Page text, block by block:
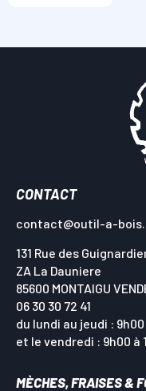
CONTACT
contact@outil-a-
131 Rue des
ZA La Dauniere
85600 MONTAIGU
06 30 30 72 41
du lundi au jeudi :
et le vendredi : 9h00 à
MÈCHES, FRAISES &